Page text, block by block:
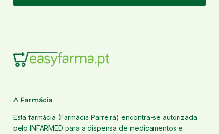
A Farmácia
Esta farmácia (Farmácia Parreira) encontra-se autorizada
pelo INFARMED para a dispensa de medicamentos e